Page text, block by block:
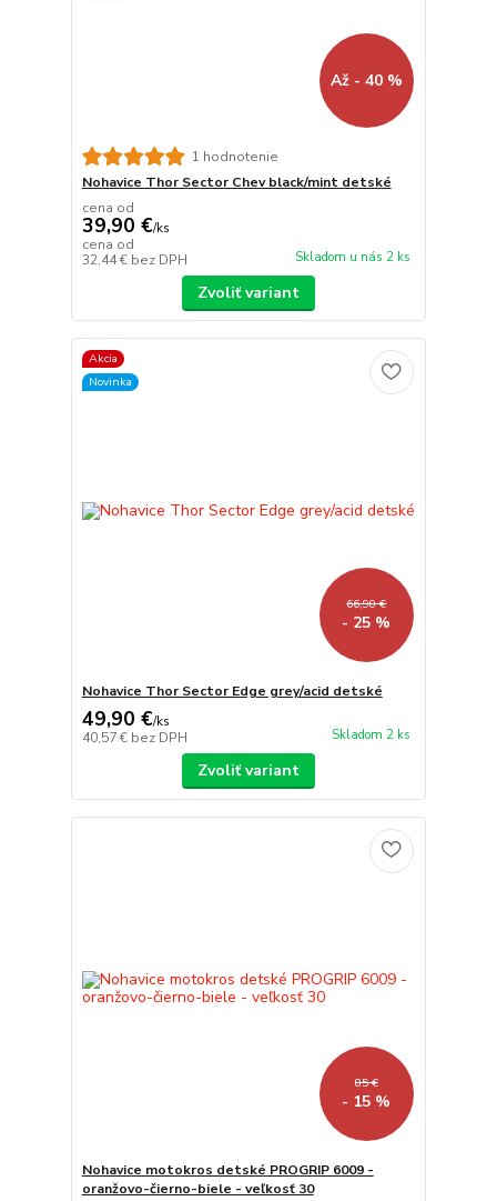
Až - 40 %
1 hodnotenie
Nohavice Thor Sector Chev black/mint detské
cena od
39,90 €/ks
cena od
32,44 € bez DPH Skladom u nás 2 ks
Zvoliť variant
Akcia
Novinka
66,90 €
- 25 %
Nohavice Thor Sector Edge grey/acid detské
49,90 €/ks
40,57 € bez DPH Skladom 2 ks
Zvoliť variant
85 €
- 15 %
Nohavice motokros detské PROGRIP 6009 -
oranžovo-čierno-biele - veľkosť 30